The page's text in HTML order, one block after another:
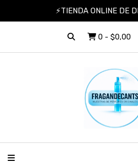
⚡TIENDA ONLINE DE
0 - $0,00